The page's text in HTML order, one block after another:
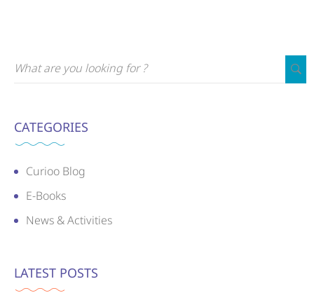
CATEGORIES
Curioo Blog
E-Books
News & Activities
LATEST POSTS